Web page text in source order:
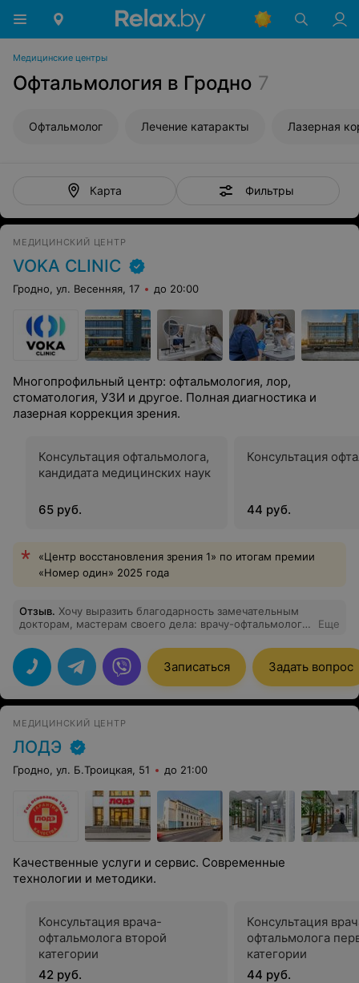
Медицинские центры
Офтальмология в Гродно 7
Офтальмолог Лечение катаракты Лазерная
Карта Фильтры
МЕДИЦИНСКИЙ ЦЕНТР
VOKA CLINIC
Гродно, ул. Весенняя, 17 до 20:00
Многопрофильный центр: офтальмология, лор,
стоматология, УЗИ и другое. Полная диагностика и
лазерная коррекция зрения.
Консультация офтальмолога,
кандидата медицинских наук
65 руб.
Консультация
44 руб.
«Центр восстановления зрения 1» по итогам премии
«Номер один» 2025 года
Отзыв. Хочу выразить благодарность замечательным
докторам, мастерам своего дела: врачу-офтальмологу
хирургии Врублевской Татьяне Сергеевне и
заведующему клиникой "Voko" Овсянику Олегу
Александровичу за проведенное обследование и
лечение, в результате чего моё зрение
восстановилось. Спасибо вам за чуткое отношение,
врачи, но и замечательные люди. Пусть ваш
благородный труд будет признан и награжден. Вы не
просто лечите - вы дарите людям целый мир. Пусть в
вашей жизни будет столько же ясности и света,
сколько вы даёте своим пациентам. Счастья, крепкого
здоровья, сил и много-много радостных "вижу!" от тех,
кому вы помогли! С уважением, благодарный пациент
Тамара Алексеевна
Еще
Записаться Задать вопрос
МЕДИЦИНСКИЙ ЦЕНТР
ЛОДЭ
Гродно, ул. Б.Троицкая, 51 до 21:00
Качественные услуги и сервис. Современные
технологии и методики.
Консультация врача-
офтальмолога второй
категории
42 руб.
Консультация
офтальмолога
категории
44 руб.